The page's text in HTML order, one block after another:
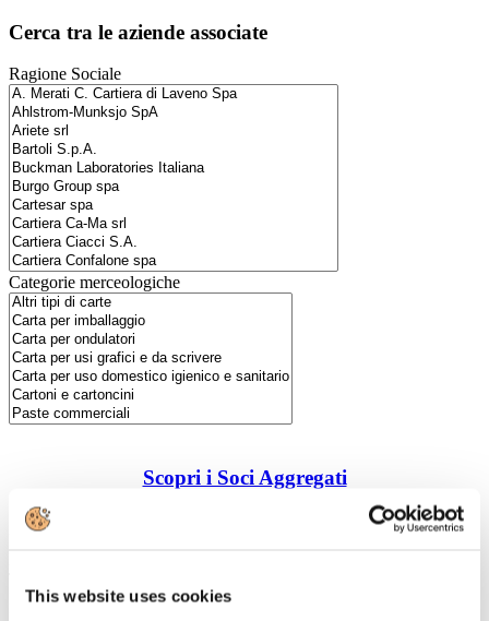
This website uses cookies
Cerca tra le aziende associate
Ragione Sociale
Categorie merceologiche
Scopri i Soci Aggregati
Fax. +39 02-290.033.96